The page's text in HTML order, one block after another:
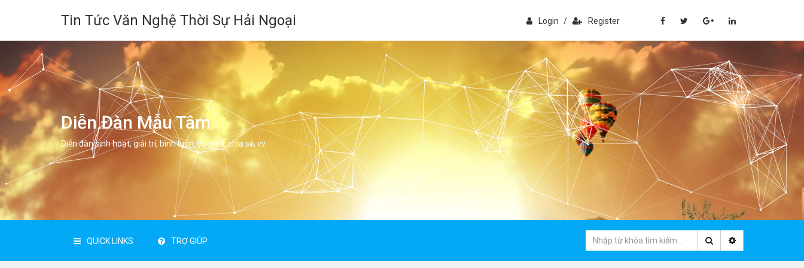
Tin Tức Văn Nghệ Thời Sự Hải Ngoại Login / Register
Diễn Đàn Mẫu Tâm
Diễn đàn sinh hoạt, giải trí, bình luân, học hỏi, chia sẻ, vv.
QUICK LINKS TRỢ GIÚP